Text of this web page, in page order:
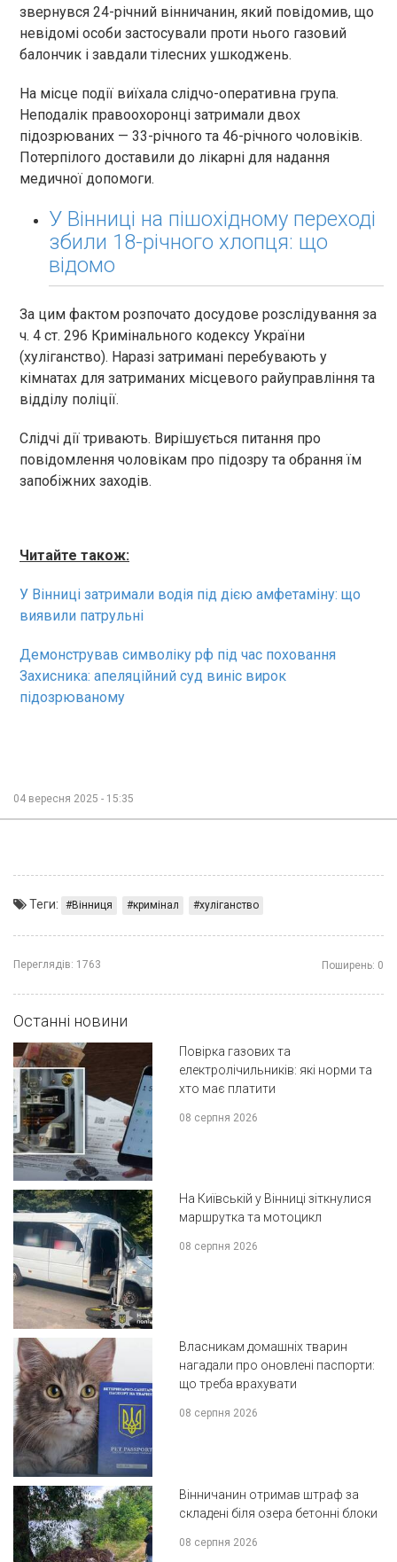
звернувся 24-річний вінничанин, який повідомив, що
невідомі особи застосували проти нього газовий
балончик і завдали тілесних ушкоджень.
На місце події виїхала слідчо-оперативна група.
Неподалік правоохоронці затримали двох
підозрюваних — 33-річного та 46-річного чоловіків.
Потерпілого доставили до лікарні для надання
медичної допомоги.
У Вінниці на пішохідному переході
збили 18-річного хлопця: що
відомо
За цим фактом розпочато досудове розслідування за
ч. 4 ст. 296 Кримінального кодексу України
(хуліганство). Наразі затримані перебувають у
кімнатах для затриманих місцевого райуправління та
відділу поліції.
Слідчі дії тривають. Вирішується питання про
повідомлення чоловікам про підозру та обрання їм
запобіжних заходів.
Читайте також:
У Вінниці затримали водія під дією амфетаміну: що
виявили патрульні
Демонстрував символіку рф під час поховання
Захисника: апеляційний суд виніс вирок
підозрюваному
04 вересня 2025 - 15:35
Теги: Вінниця кримінал хуліганство
Переглядів: 1763 Поширень: 0
Останні новини
Повірка газових та
електролічильників: які норми та
хто має платити
08 серпня 2026
На Київській у Вінниці зіткнулися
маршрутка та мотоцикл
08 серпня 2026
Власникам домашніх тварин
нагадали про оновлені паспорти:
що треба врахувати
08 серпня 2026
Вінничанин отримав штраф за
складені біля озера бетонні блоки
08 серпня 2026